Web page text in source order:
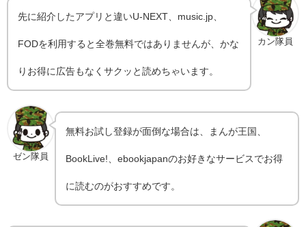
カン隊員
先に紹介したアプリと違いU-NEXT、music.jp、
FODを利用すると全巻無料ではありませんが、かな
りお得に広告もなくサクッと読めちゃいます。
ゼン隊員
無料お試し登録が面倒な場合は、まんが王国、
BookLive!、ebookjapanのお好きなサービスでお得
に読むのがおすすめです。